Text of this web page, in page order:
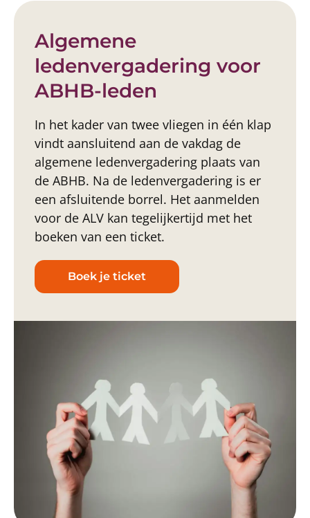
Algemene
ledenvergadering voor
ABHB-leden
In het kader van twee vliegen in één klap
vindt aansluitend aan de vakdag de
algemene ledenvergadering plaats van
de ABHB. Na de ledenvergadering is er
een afsluitende borrel. Het aanmelden
voor de ALV kan tegelijkertijd met het
boeken van een ticket.
Boek je ticket